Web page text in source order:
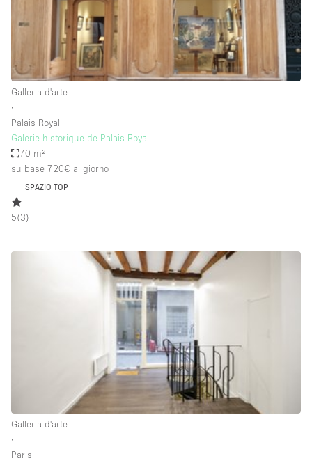
Magazzino
Negozio in centro commerciale
Ristorante/bar/caffè
Sala conferenze
Salone
Spazio hall
Spazio unico
Stand / Bancarella
Stand / Chiosco / Stand
Studio fotografico / riprese
Villa / Casa
Dotazioni dello spazio
Galleria d'arte
∙
Palais Royal
Galerie historique de Palais-Royal
70 m²
su base 720€ al giorno
SPAZIO TOP
5(3)
Galleria d'arte
∙
Paris